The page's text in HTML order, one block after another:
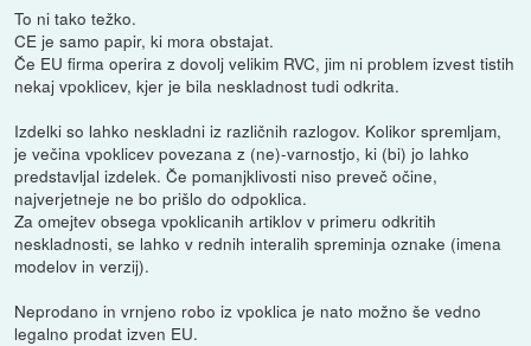
To ni tako težko.
CE je samo papir, ki mora obstajat.
Če EU firma operira z dovolj velikim RVC, jim ni problem izvest tistih
nekaj vpoklicev, kjer je bila neskladnost tudi odkrita.
Izdelki so lahko neskladni iz različnih razlogov. Kolikor spremljam,
je večina vpoklicev povezana z (ne)-varnostjo, ki (bi) jo lahko
predstavljal izdelek. Če pomanjklivosti niso preveč očine,
najverjetneje ne bo prišlo do odpoklica.
Za omejtev obsega vpoklicanih artiklov v primeru odkritih
neskladnosti, se lahko v rednih interalih spreminja oznake (imena
modelov in verzij).
Neprodano in vrnjeno robo iz vpoklica je nato možno še vedno
legalno prodat izven EU.